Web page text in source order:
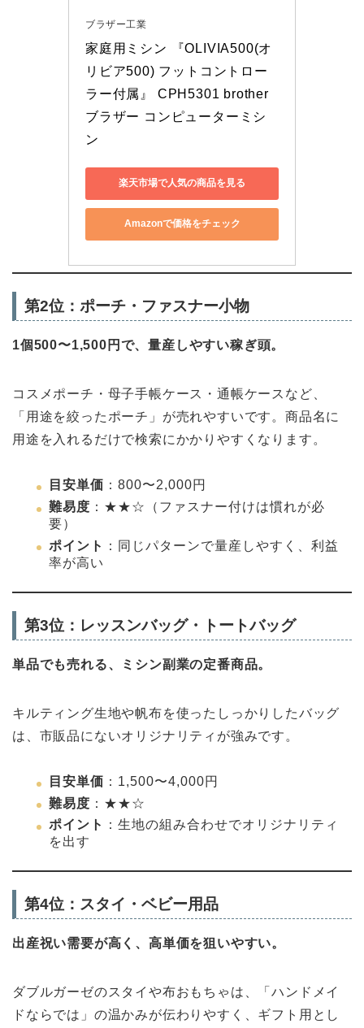
ブラザー工業
家庭用ミシン 『OLIVIA500(オ
リビア500) フットコントロー
ラー付属』 CPH5301 brother
ブラザー コンピューターミシ
ン
楽天市場で人気の商品を見る
Amazonで価格をチェック
第2位：ポーチ・ファスナー小物
1個500〜1,500円で、量産しやすい稼ぎ頭。
コスメポーチ・母子手帳ケース・通帳ケースなど、
「用途を絞ったポーチ」が売れやすいです。商品名に
用途を入れるだけで検索にかかりやすくなります。
目安単価 ：800〜2,000円
難易度 ：★★☆（ファスナー付けは慣れが必
要）
ポイント
：同じパターンで量産しやすく、利益
率が高い
第3位：レッスンバッグ・トートバッグ
単品でも売れる、ミシン副業の定番商品。
キルティング生地や帆布を使ったしっかりしたバッグ
は、市販品にないオリジナリティが強みです。
目安単価 ：1,500〜4,000円
難易度 ：★★☆
ポイント
：生地の組み合わせでオリジナリティ
を出す
第4位：スタイ・ベビー用品
出産祝い需要が高く、高単価を狙いやすい。
ダブルガーゼのスタイや布おもちゃは、「ハンドメイ
ドならでは」の温かみが伝わりやすく、ギフト用とし